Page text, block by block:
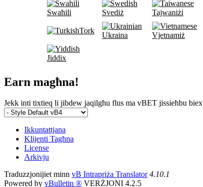
Swaħili Svediż Tajwaniżi
Tork
Ukraina Vjetnamiż
Jiddix
Earn magħna!
Jekk inti tixtieq li jibdew jaqilgħu flus ma vBET jissieħbu biex
Ikkuntattjana
Klijenti Tagħna
License
Arkivju
Traduzzjonijiet minn vB Intrapriża Translator 4.10.1
Powered by vBulletin ® VERŻJONI 4.2.5